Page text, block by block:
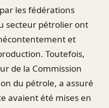
les fédérations
secteur pétrolier ont
et
Toutefois,
de la Commission
du pétrole, a assuré
avaient été mises en